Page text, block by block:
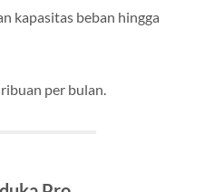
kapasitas beban hingga
per bulan.